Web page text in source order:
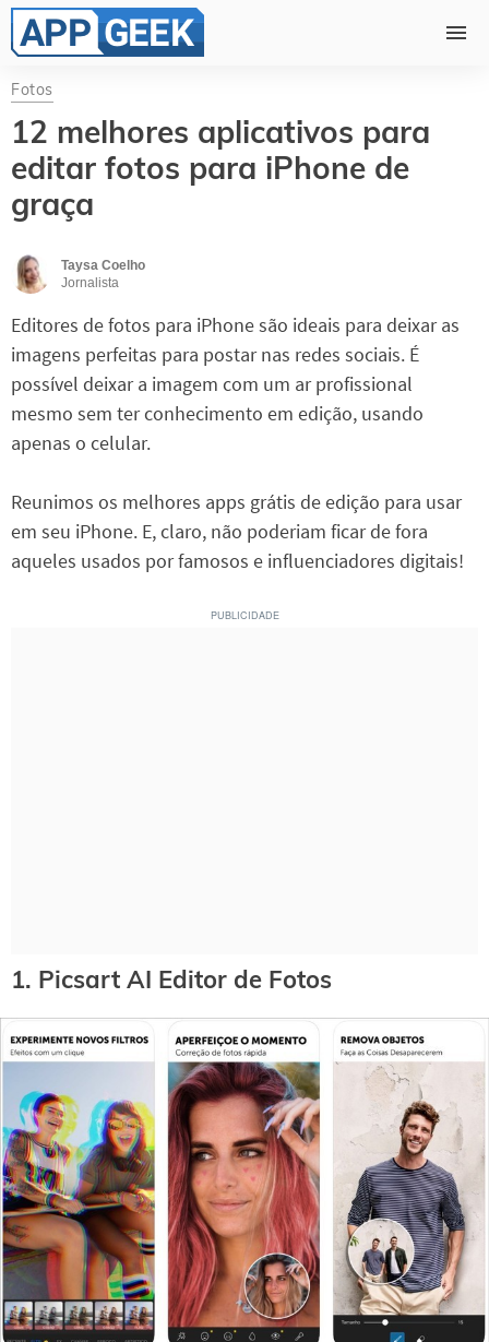
Fotos
12 melhores aplicativos para
editar fotos para iPhone de
graça
Taysa Coelho
Jornalista
Editores de fotos para iPhone são ideais para deixar as
imagens perfeitas para postar nas redes sociais. É
possível deixar a imagem com um ar profissional
mesmo sem ter conhecimento em edição, usando
apenas o celular.
Reunimos os melhores apps grátis de edição para usar
em seu iPhone. E, claro, não poderiam ficar de fora
aqueles usados por famosos e influenciadores digitais!
1. Picsart AI Editor de Fotos